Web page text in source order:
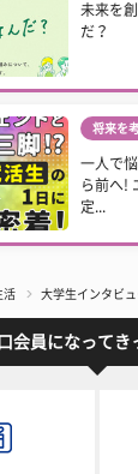
未来を
だ？
将来を
一人で
ら前へ!
定...
活 大学生インタビュ
会員になってき